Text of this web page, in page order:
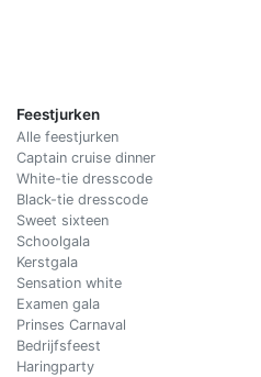
Feestjurken
Alle feestjurken
Captain cruise dinner
White-tie dresscode
Black-tie dresscode
Sweet sixteen
Schoolgala
Kerstgala
Sensation white
Examen gala
Prinses Carnaval
Bedrijfsfeest
Haringparty